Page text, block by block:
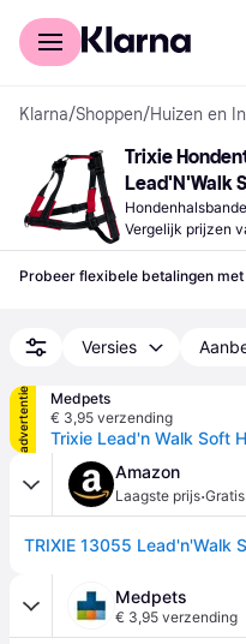
Voor shoppers
Klarna/Shoppen/Huizen en
Trixie
Lead'N'Walk
Vergelijk prijzen
Probeer flexibele betalingen met
Versies
advertentie
Medpets
€ 3,95 verzending
Amazon
Laagste prijs·
Medpets
€ 3,95 verzending